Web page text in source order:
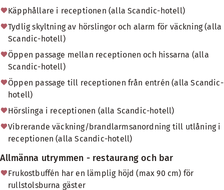
Käpphållare i receptionen (alla Scandic-hotell)
Tydlig skyltning av hörslingor och alarm för väckning (alla
Scandic-hotell)
Öppen passage mellan receptionen och hissarna (alla
Scandic-hotell)
Öppen passage till receptionen från entrén (alla Scandic-
hotell)
Hörslinga i receptionen (alla Scandic-hotell)
Vibrerande väckning/brandlarmsanordning till utlåning i
receptionen (alla Scandic-hotell)
Allmänna utrymmen - restaurang och bar
Frukostbuffén har en lämplig höjd (max 90 cm) för
rullstolsburna gäster